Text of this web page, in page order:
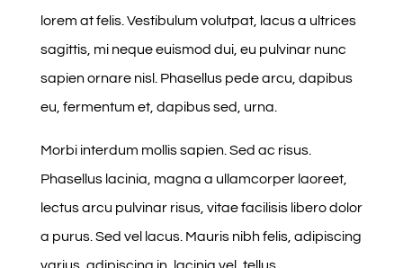
lorem at felis. Vestibulum volutpat, lacus a ultrices
sagittis, mi neque euismod dui, eu pulvinar nunc
sapien ornare nisl. Phasellus pede arcu, dapibus
eu, fermentum et, dapibus sed, urna.
Morbi interdum mollis sapien. Sed ac risus.
Phasellus lacinia, magna a ullamcorper laoreet,
lectus arcu pulvinar risus, vitae facilisis libero dolor
a purus. Sed vel lacus. Mauris nibh felis, adipiscing
varius, adipiscing in, lacinia vel, tellus.